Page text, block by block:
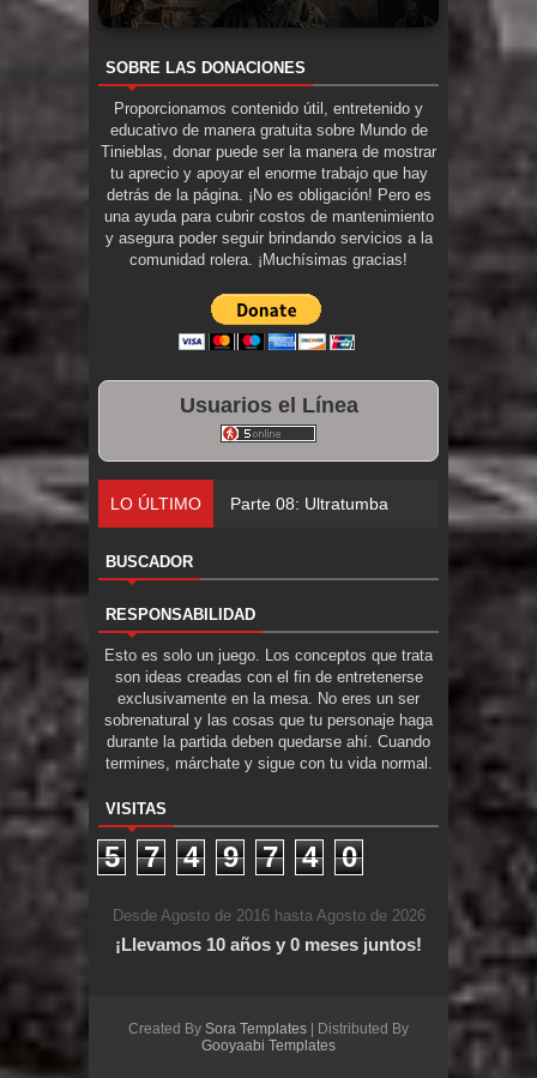
SOBRE LAS DONACIONES
Proporcionamos contenido útil, entretenido y
educativo de manera gratuita sobre Mundo de
Tinieblas, donar puede ser la manera de mostrar
tu aprecio y apoyar el enorme trabajo que hay
detrás de la página. ¡No es obligación! Pero es
una ayuda para cubrir costos de mantenimiento
y asegura poder seguir brindando servicios a la
comunidad rolera. ¡Muchísimas gracias!
Usuarios el Línea
LO ÚLTIMO Parte 08: Ultratumba
BUSCADOR
RESPONSABILIDAD
Esto es solo un juego. Los conceptos que trata
son ideas creadas con el fin de entretenerse
exclusivamente en la mesa. No eres un ser
sobrenatural y las cosas que tu personaje haga
durante la partida deben quedarse ahí. Cuando
termines, márchate y sigue con tu vida normal.
VISITAS
5 7 4 9 7 4 0
Desde Agosto de 2016 hasta Agosto de 2026
¡Llevamos 10 años y 0 meses juntos!
Created By Sora Templates | Distributed By
Gooyaabi Templates